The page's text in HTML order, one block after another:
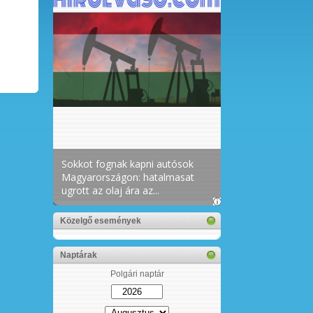
Közelgő események
Naptárak
Polgári naptár